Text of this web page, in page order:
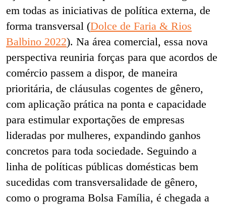
em todas as iniciativas de política externa, de
forma transversal (Dolce de Faria & Rios
Balbino 2022). Na área comercial, essa nova
perspectiva reuniria forças para que acordos de
comércio passem a dispor, de maneira
prioritária, de cláusulas cogentes de gênero,
com aplicação prática na ponta e capacidade
para estimular exportações de empresas
lideradas por mulheres, expandindo ganhos
concretos para toda sociedade. Seguindo a
linha de políticas públicas domésticas bem
sucedidas com transversalidade de gênero,
como o programa Bolsa Família, é chegada a